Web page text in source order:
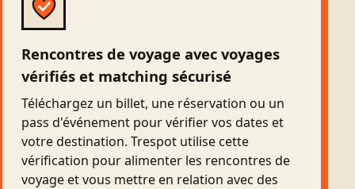
Rencontres de voyage avec voyages
vérifiés et matching sécurisé
Téléchargez un billet, une réservation ou un
pass d'événement pour vérifier vos dates et
votre destination. Trespot utilise cette
vérification pour alimenter les rencontres de
voyage et vous mettre en relation avec des